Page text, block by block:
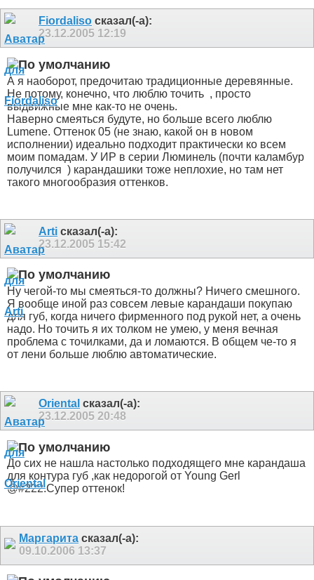
Fiordaliso сказал(-а):
23.12.2005 12:19
А я наоборот, предочитаю традиционные деревянные.
Не потому, конечно, что люблю точить , просто
выдвижные мне как-то не очень.
Наверно смеяться будуте, но больше всего люблю
Lumene. Оттенок 05 (не знаю, какой он в новом
исполнении) идеально подходит практически ко всем
моим помадам. У ИР в серии Люминель (почти каламбур
получился ) карандашики тоже неплохие, но там нет
такого многообразия оттенков.
Arti сказал(-а):
23.12.2005 15:42
Ну чегой-то мы смеяться-то должны? Ничего смешного.
Я вообще иной раз совсем левые карандаши покупаю
для губ, когда ничего фирменного под рукой нет, а очень
надо. Но точить я их толком не умею, у меня вечная
проблема с точилками, да и ломаются. В общем че-то я
от лени больше люблю автоматические.
Oriental сказал(-а):
23.12.2005 20:48
До сих не нашла настолько подходящего мне карандаша
для контура губ ,как недорогой от Young Gerl
@#222.Супер оттенок!
Маргарита сказал(-а):
09.10.2006 13:37